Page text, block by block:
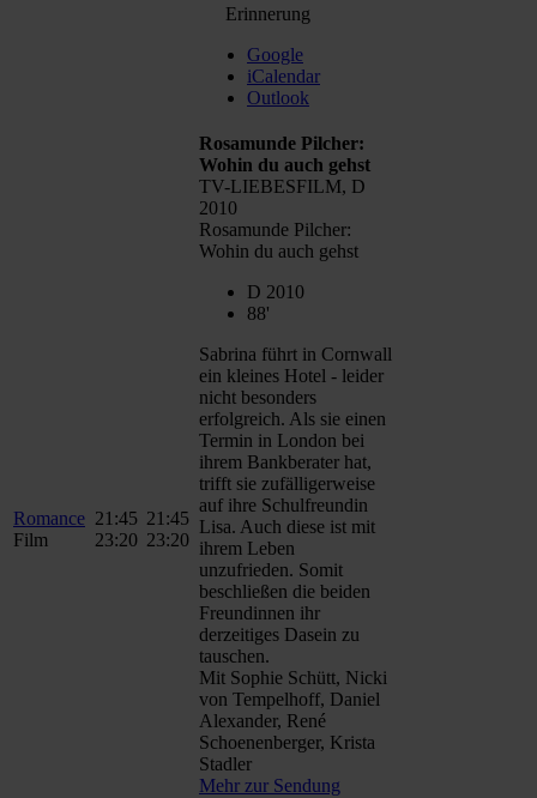
Erinnerung
Google
iCalendar
Outlook
Romance
Film
21:45
23:20
21:45
23:20
Rosamunde Pilcher:
Wohin du auch gehst
TV-LIEBESFILM, D
2010
Rosamunde Pilcher:
Wohin du auch gehst
D 2010
88'
Sabrina führt in Cornwall
ein kleines Hotel - leider
nicht besonders
erfolgreich. Als sie einen
Termin in London bei
ihrem Bankberater hat,
trifft sie zufälligerweise
auf ihre Schulfreundin
Lisa. Auch diese ist mit
ihrem Leben
unzufrieden. Somit
beschließen die beiden
Freundinnen ihr
derzeitiges Dasein zu
tauschen.
Mit Sophie Schütt, Nicki
von Tempelhoff, Daniel
Alexander, René
Schoenenberger, Krista
Stadler
Mehr zur Sendung